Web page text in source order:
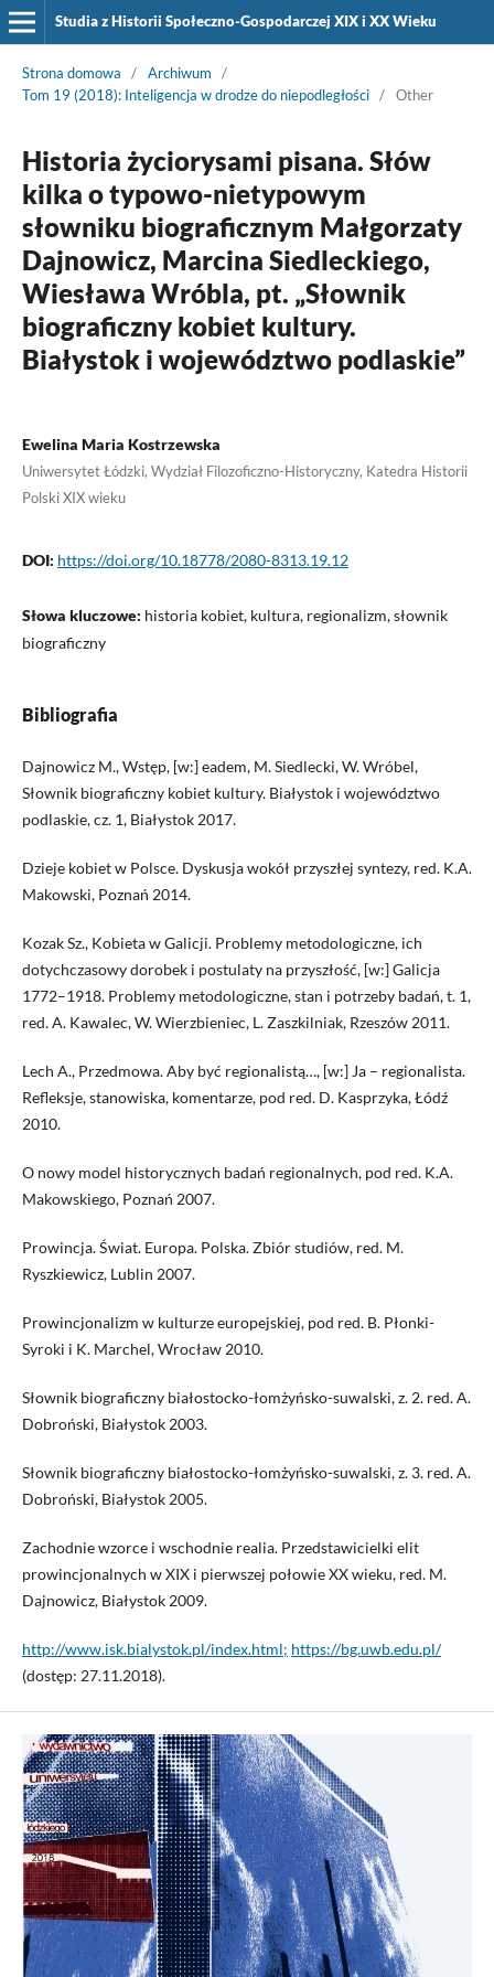
Studia z Historii Społeczno-Gospodarczej XIX i XX Wieku
Strona domowa / Archiwum
/
Tom 19 (2018): Inteligencja w drodze do niepodległości / Other
Historia życiorysami pisana. Słów
kilka o typowo-nietypowym
słowniku biograficznym Małgorzaty
Dajnowicz, Marcina Siedleckiego,
Wiesława Wróbla, pt. „Słownik
biograficzny kobiet kultury.
Białystok i województwo podlaskie”
Ewelina Maria Kostrzewska
Uniwersytet Łódzki, Wydział Filozoficzno-Historyczny, Katedra Historii
Polski XIX wieku
DOI: https://doi.org/10.18778/2080-8313.19.12
Słowa kluczowe: historia kobiet, kultura, regionalizm, słownik
biograficzny
Bibliografia
Dajnowicz M., Wstęp, [w:] eadem, M. Siedlecki, W. Wróbel,
Słownik biograficzny kobiet kultury. Białystok i województwo
podlaskie, cz. 1, Białystok 2017.
Dzieje kobiet w Polsce. Dyskusja wokół przyszłej syntezy, red. K.A.
Makowski, Poznań 2014.
Kozak Sz., Kobieta w Galicji. Problemy metodologiczne, ich
dotychczasowy dorobek i postulaty na przyszłość, [w:] Galicja
1772–1918. Problemy metodologiczne, stan i potrzeby badań, t. 1,
red. A. Kawalec, W. Wierzbieniec, L. Zaszkilniak, Rzeszów 2011.
Lech A., Przedmowa. Aby być regionalistą…, [w:] Ja – regionalista.
Refleksje, stanowiska, komentarze, pod red. D. Kasprzyka, Łódź
2010.
O nowy model historycznych badań regionalnych, pod red. K.A.
Makowskiego, Poznań 2007.
Prowincja. Świat. Europa. Polska. Zbiór studiów, red. M.
Ryszkiewicz, Lublin 2007.
Prowincjonalizm w kulturze europejskiej, pod red. B. Płonki-
Syroki i K. Marchel, Wrocław 2010.
Słownik biograficzny białostocko-łomżyńsko-suwalski, z. 2. red. A.
Dobroński, Białystok 2003.
Słownik biograficzny białostocko-łomżyńsko-suwalski, z. 3. red. A.
Dobroński, Białystok 2005.
Zachodnie wzorce i wschodnie realia. Przedstawicielki elit
prowincjonalnych w XIX i pierwszej połowie XX wieku, red. M.
Dajnowicz, Białystok 2009.
http://www.isk.bialystok.pl/index.html; https://bg.uwb.edu.pl/
(dostęp: 27.11.2018).